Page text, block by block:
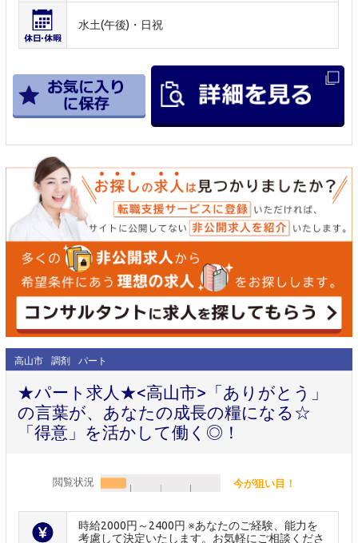
水土(午後)・日祝
高山市 調剤 パート
★パート求人★<高山市>「ありがとう」
の言葉が、あなたの成長の糧になる☆
「得意」を活かして働く◎！
閲覧状況 今が狙い目！
時給2000円～2400円 ※あなたのご経験、能力を
考慮して決定いたします。お気軽にご相談くださ